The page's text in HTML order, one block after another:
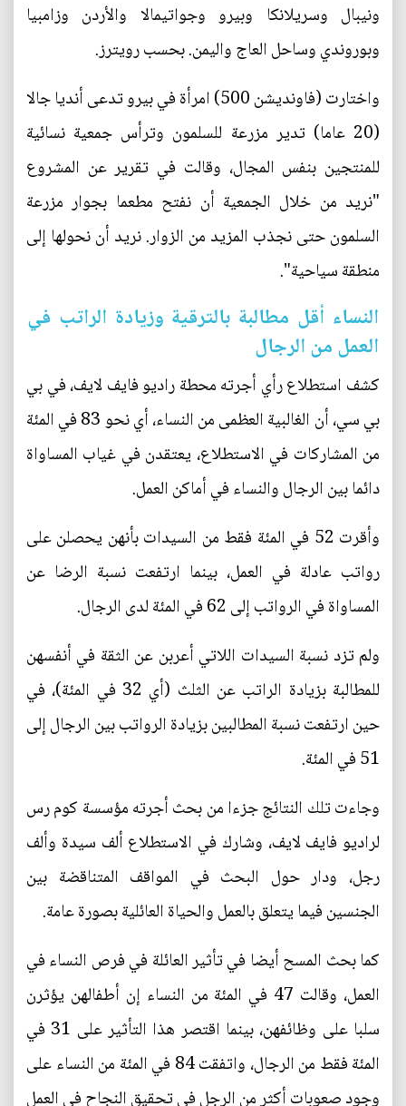
ونيبال وسريلانكا وبيرو وجواتيمالا والأردن وزامبيا
وبوروندي وساحل العاج واليمن. بحسب رويترز.
واختارت (فاونديشن 500) امرأة في بيرو تدعى أنديا جالا
(20 عاما) تدير مزرعة للسلمون وترأس جمعية نسائية
للمنتجين بنفس المجال، وقالت في تقرير عن المشروع
"نريد من خلال الجمعية أن نفتح مطعما بجوار مزرعة
السلمون حتى نجذب المزيد من الزوار. نريد أن نحولها إلى
منطقة سياحية".
النساء أقل مطالبة بالترقية وزيادة الراتب في
العمل من الرجال
كشف استطلاع رأي أجرته محطة راديو فايف لايف، في بي
بي سي، أن الغالبية العظمى من النساء، أي نحو 83 في المئة
من المشاركات في الاستطلاع، يعتقدن في غياب المساواة
دائما بين الرجال والنساء في أماكن العمل.
وأقرت 52 في المئة فقط من السيدات بأنهن يحصلن على
رواتب عادلة في العمل، بينما ارتفعت نسبة الرضا عن
المساواة في الرواتب إلى 62 في المئة لدى الرجال.
ولم تزد نسبة السيدات اللاتي أعربن عن الثقة في أنفسهن
للمطالبة بزيادة الراتب عن الثلث (أي 32 في المئة)، في
حين ارتفعت نسبة المطالبين بزيادة الرواتب بين الرجال إلى
51 في المئة.
وجاءت تلك النتائج جزءا من بحث أجرته مؤسسة كوم رس
لراديو فايف لايف، وشارك في الاستطلاع ألف سيدة وألف
رجل، ودار حول البحث في المواقف المتناقضة بين
الجنسين فيما يتعلق بالعمل والحياة العائلية بصورة عامة.
كما بحث المسح أيضا في تأثير العائلة في فرص النساء في
العمل، وقالت 47 في المئة من النساء إن أطفالهن يؤثرن
سلبا على وظائفهن، بينما اقتصر هذا التأثير على 31 في
المئة فقط من الرجال، واتفقت 84 في المئة من النساء على
وجود صعوبات أكثر من الرجل في تحقيق النجاح في العمل